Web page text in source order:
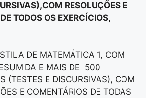
RESOLUÇÕES E
TODOS OS EXERCÍCIOS,
DE MATEMÁTICA 1, COM
E MAIS DE 500
(TESTES E DISCURSIVAS), COM
E COMENTÁRIOS DE TODAS